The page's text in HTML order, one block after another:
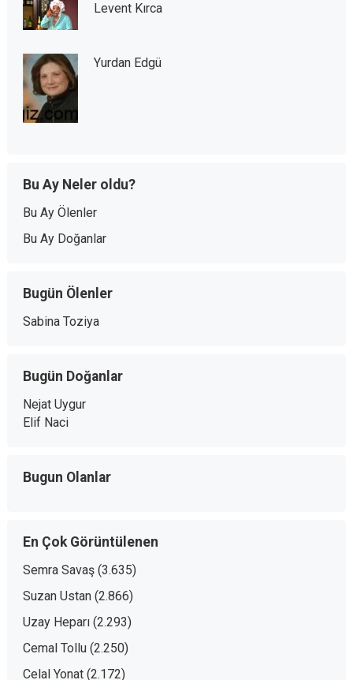
Levent Kırca
Yurdan Edgü
Bu Ay Neler oldu?
Bu Ay Ölenler
Bu Ay Doğanlar
Bugün Ölenler
Sabina Toziya
Bugün Doğanlar
Nejat Uygur
Elif Naci
Bugun Olanlar
En Çok Görüntülenen
Semra Savaş (3.635)
Suzan Ustan (2.866)
Uzay Heparı (2.293)
Cemal Tollu (2.250)
Celal Yonat (2.172)